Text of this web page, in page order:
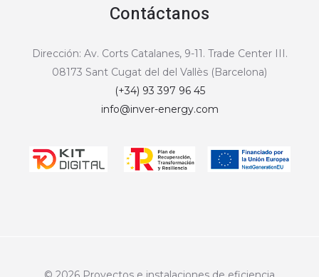
Contáctanos
Dirección: Av. Corts Catalanes, 9-11. Trade Center III.
08173 Sant Cugat del del Vallès (Barcelona)
(+34) 93 397 96 45
info@inver-energy.com